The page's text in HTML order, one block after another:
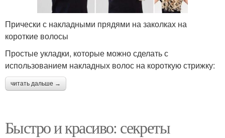
Прически с накладными прядями на заколках на
короткие волосы
Простые укладки, которые можно сделать с
использованием накладных волос на короткую стрижку:
читать дальше →
Быстро и красиво: секреты